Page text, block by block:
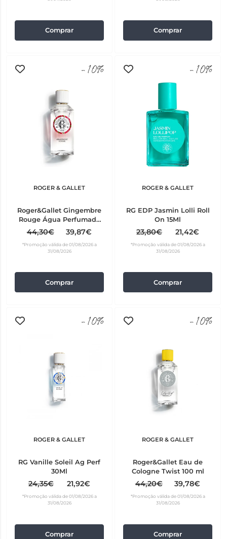
Comprar Comprar
-10%
ROGER & GALLET
Roger&Gallet Gingembre
Rouge Água Perfumada
100 ml
44,30€ 39,87€
*Promoção válida de 01/08/2026 a
31/08/2026
Comprar
-10%
ROGER & GALLET
RG EDP Jasmin Lolli Roll
On 15Ml
23,80€ 21,42€
*Promoção válida de 01/08/2026 a
31/08/2026
Comprar
-10%
ROGER & GALLET
RG Vanille Soleil Ag Perf
30Ml
24,35€ 21,92€
*Promoção válida de 01/08/2026 a
31/08/2026
Comprar
-10%
ROGER & GALLET
Roger&Gallet Eau de
Cologne Twist 100 ml
44,20€ 39,78€
*Promoção válida de 01/08/2026 a
31/08/2026
Comprar